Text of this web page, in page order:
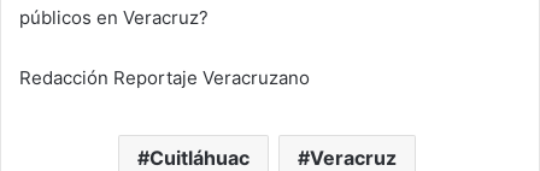
públicos en Veracruz?
Redacción Reportaje Veracruzano
Cuitláhuac Veracruz